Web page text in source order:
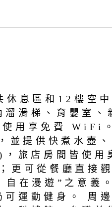
息區和12樓空
滑梯、育嬰室
用享免費 WiFi
提供快煮水壺
旅店房間皆使用
更可從餐廳直接
在漫遊”之意義
運動健身。 周